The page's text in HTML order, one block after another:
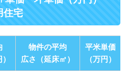
宅
物件の平均
広さ（延床㎡）
平米単価
（万円）